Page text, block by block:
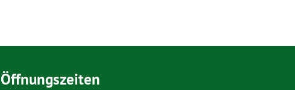
Öffnungszeiten